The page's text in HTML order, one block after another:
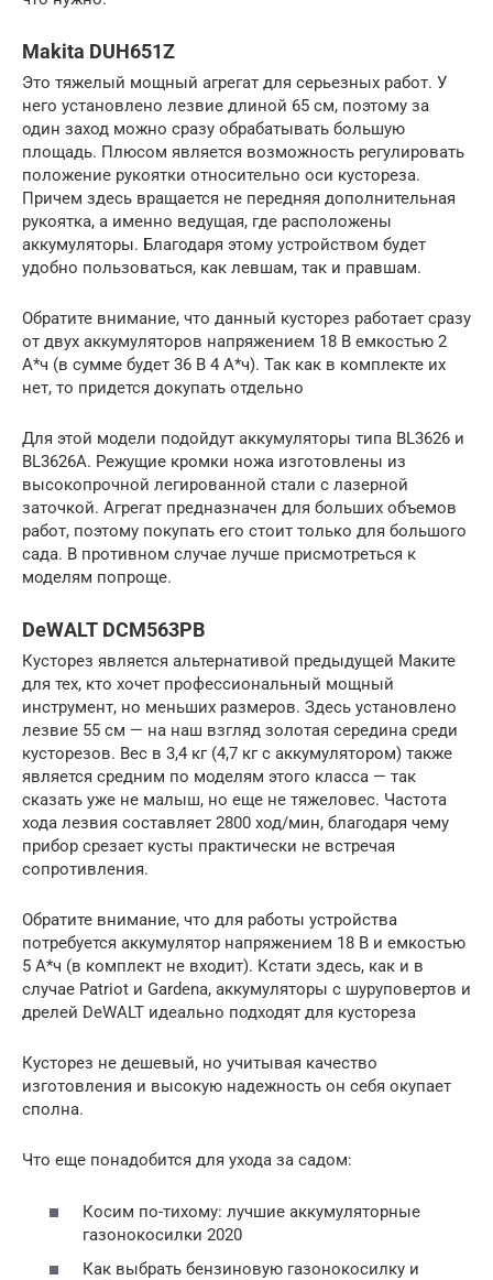
Makita DUH651Z
Это тяжелый мощный агрегат для серьезных работ. У
него установлено лезвие длиной 65 см, поэтому за
один заход можно сразу обрабатывать большую
площадь. Плюсом является возможность регулировать
положение рукоятки относительно оси кустореза.
Причем здесь вращается не передняя дополнительная
рукоятка, а именно ведущая, где расположены
аккумуляторы. Благодаря этому устройством будет
удобно пользоваться, как левшам, так и правшам.
Обратите внимание, что данный кусторез работает сразу
от двух аккумуляторов напряжением 18 В емкостью 2
А*ч (в сумме будет 36 В 4 А*ч). Так как в комплекте их
нет, то придется докупать отдельно
Для этой модели подойдут аккумуляторы типа BL3626 и
BL3626A. Режущие кромки ножа изготовлены из
высокопрочной легированной стали с лазерной
заточкой. Агрегат предназначен для больших объемов
работ, поэтому покупать его стоит только для большого
сада. В противном случае лучше присмотреться к
моделям попроще.
DeWALT DCM563PB
Кусторез является альтернативой предыдущей Маките
для тех, кто хочет профессиональный мощный
инструмент, но меньших размеров. Здесь установлено
лезвие 55 см — на наш взгляд золотая середина среди
кусторезов. Вес в 3,4 кг (4,7 кг с аккумулятором) также
является средним по моделям этого класса — так
сказать уже не малыш, но еще не тяжеловес. Частота
хода лезвия составляет 2800 ход/мин, благодаря чему
прибор срезает кусты практически не встречая
сопротивления.
Обратите внимание, что для работы устройства
потребуется аккумулятор напряжением 18 В и емкостью
5 А*ч (в комплект не входит). Кстати здесь, как и в
случае Patriot и Gardena, аккумуляторы с шуруповертов и
дрелей DeWALT идеально подходят для кустореза
Кусторез не дешевый, но учитывая качество
изготовления и высокую надежность он себя окупает
сполна.
Что еще понадобится для ухода за садом:
Косим по-тихому: лучшие аккумуляторные
газонокосилки 2020
Как выбрать бензиновую газонокосилку и